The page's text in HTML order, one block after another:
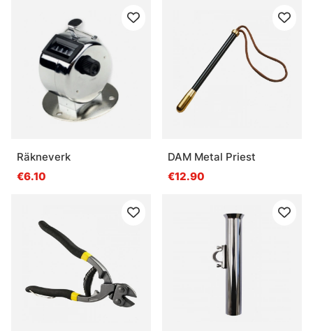
Räkneverk
€6.10
DAM Metal Priest
€12.90